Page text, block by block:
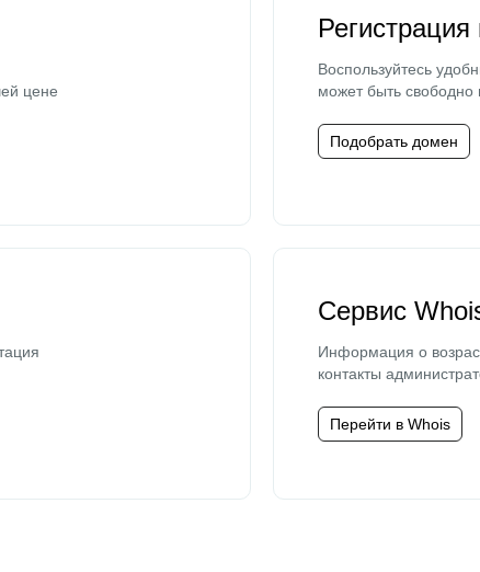
цене
Воспользуйтесь
может быть свободно
Подобрать домен
Сервис
Информация о
контакты
Перейти в Whois